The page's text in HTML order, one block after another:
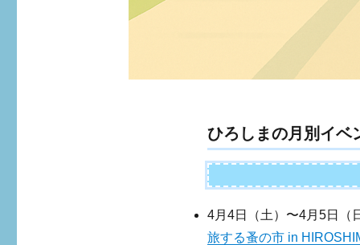
ひろしまの月別イベ
4月4日（土）〜4月5日（
旅する蚤の市 in